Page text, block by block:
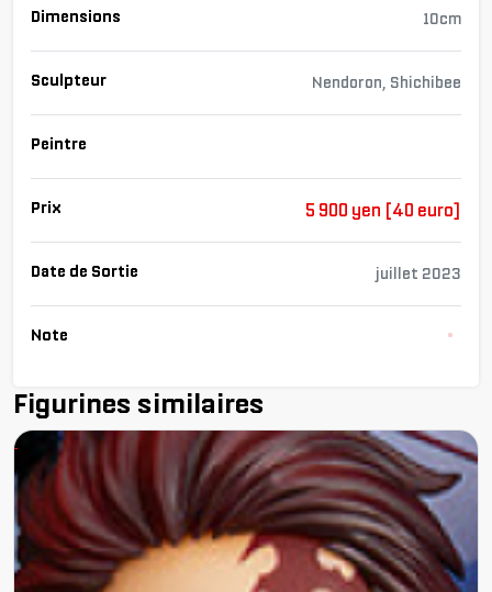
Dimensions 10cm
Sculpteur Nendoron, Shichibee
Peintre
Prix 5 900 yen [40 euro]
Date de Sortie juillet 2023
Note
Figurines similaires